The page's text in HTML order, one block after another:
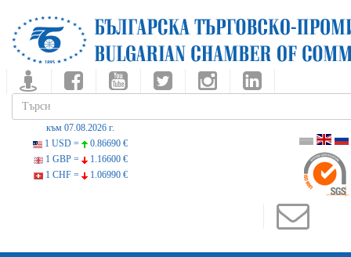
към 07.08.2026 г.
1 USD =
0.86690 €
1 GBP =
1.16600 €
1 CHF =
1.06990 €